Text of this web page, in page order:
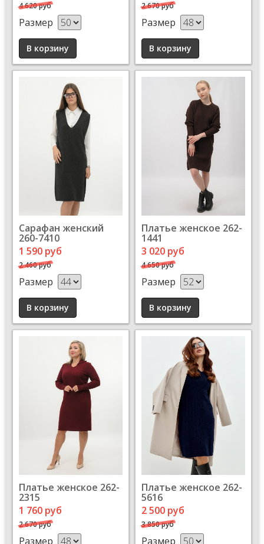
4 620 руб
Размер
2 670 руб
Размер
Сарафан женский
260-7410
1 590 руб
2 460 руб
Размер
Платье женское 262-
1441
3 020 руб
4 650 руб
Размер
Платье женское 262-
2315
1 760 руб
2 670 руб
Размер
Платье женское 262-
5616
2 500 руб
3 850 руб
Размер